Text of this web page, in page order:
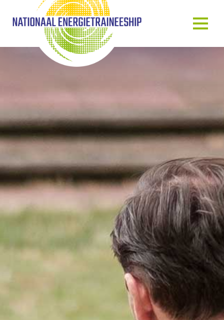
ONS VERHAAL
HET TRAINEESHIP
ONZE MENSEN
ONZE GASTSPREKERS
BLOG & NIEUWS
AGENDA
JOUW VERHAAL